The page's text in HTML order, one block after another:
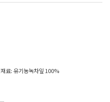
료: 유기농녹차잎 100%